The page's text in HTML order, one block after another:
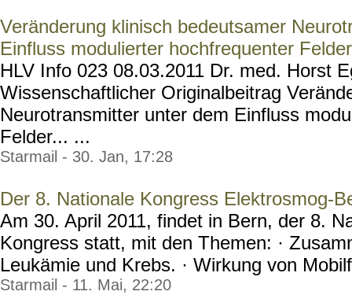
Veränderung klinisch bedeutsamer
Einfluss modulierter hochfrequenter Felder
HLV Info 023 08.03.2011 Dr. med. Horst
Wissenschaftlicher Originalbeitrag
Neurotransmitter unter dem Einfluss
Felder... ...
Starmail - 30. Jan, 17:28
Der 8. Nationale Kongress Elektrosmog-
Am 30. April 2011, findet in Bern, der 8.
Kongress statt, mit den Themen: ·
Leukämie und Krebs. · Wirkung von
Starmail - 11. Mai, 22:20